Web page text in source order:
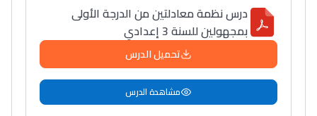
درس نظمة معادلتين من الدرجة الأولى
بمجهولين للسنة 3 إعدادي
تحميل الدرس
مشاهدة الدرس